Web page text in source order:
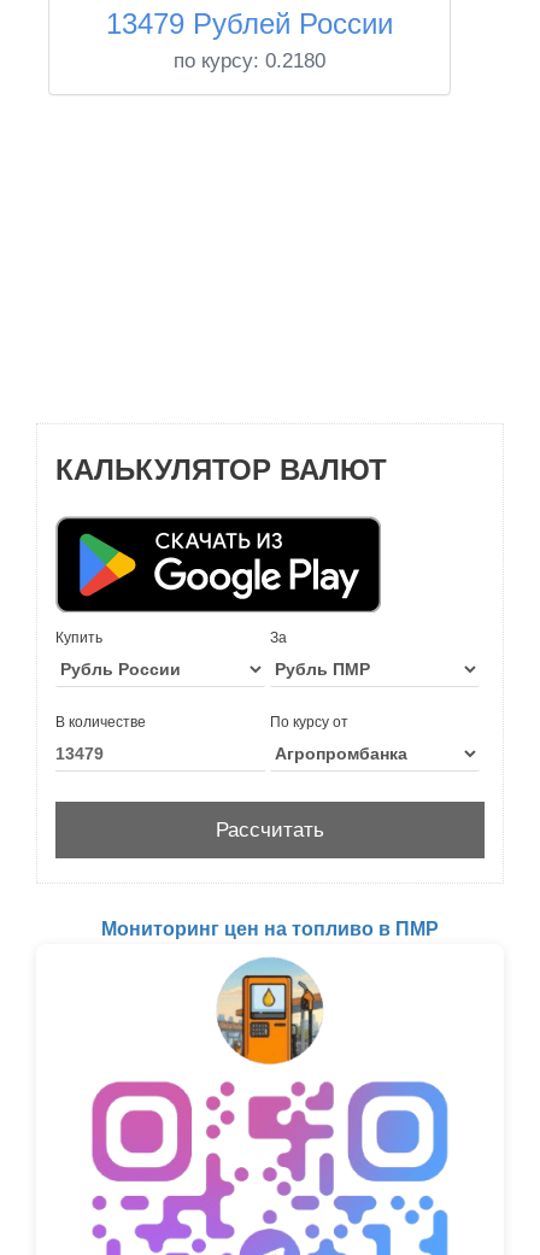
13479 Рублей России
по курсу: 0.2180
КАЛЬКУЛЯТОР ВАЛЮТ
Купить За
В количестве По курсу от
Мониторинг цен на топливо в ПМР